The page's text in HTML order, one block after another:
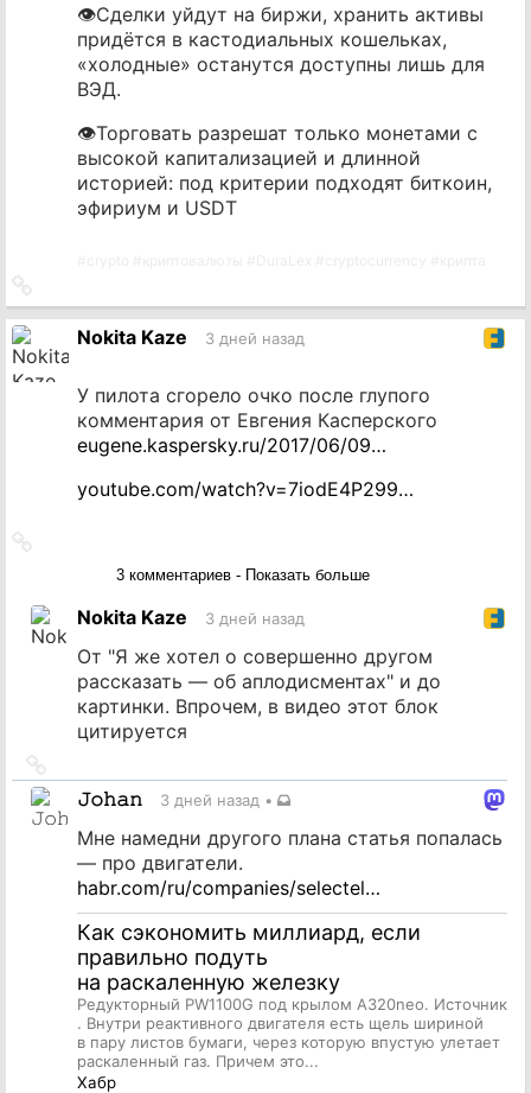
👁Сделки уйдут на биржи, хранить активы
придётся в кастодиальных кошельках,
«холодные» останутся доступны лишь для
ВЭД.
👁Торговать разрешат только монетами с
высокой капитализацией и длинной
историей: под критерии подходят биткоин,
эфириум и USDT
на
источникNokita Kaze 3 дней назад
У пилота сгорело очко после глупого
комментария от Евгения Касперского
eugene.kaspersky.ru/2017/06/09…
youtube.com/watch?v=7iodE4P299…
3 комментариев - Показать больше
Nokita Kaze 3 дней назад
От "Я же хотел о совершенно другом
рассказать — об аплодисментах" и до
картинки. Впрочем, в видео этот блок
цитируется
на
источник
𝙹𝚘𝚑𝚊𝚗 3 дней назад •
Мне намедни другого плана статья попалась
— про двигатели.
habr.com/ru/companies/selectel…
Как сэкономить миллиард, если
правильно подуть
на раскаленную железку
Редукторный PW1100G под крылом A320neo. Источник
. Внутри реактивного двигателя есть щель шириной
в пару листов бумаги, через которую впустую улетает
раскаленный газ. Причем это...
Хабр